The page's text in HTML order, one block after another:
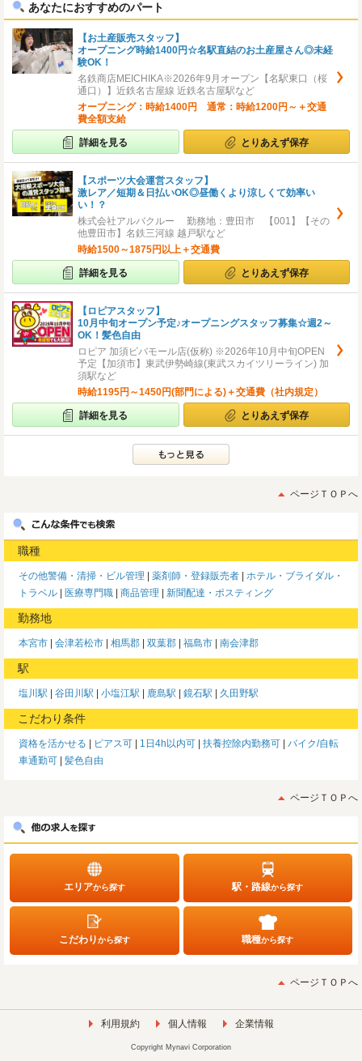
あなたにおすすめのパート
【お土産販売スタッフ】
オープニング時給1400円☆名駅直結のお土産屋さん◎未経
験OK！
名鉄商店MEICHIKA※2026年9月オープン【名駅東口（桜
通口）】近鉄名古屋線 近鉄名古屋駅など
オープニング：時給1400円 通常：時給1200円～＋交通
費全額支給
詳細を見る とりあえず保存
【スポーツ大会運営スタッフ】
激レア／短期＆日払いOK◎昼働くより涼しくて効率い
い！？
株式会社アルバクルー 勤務地：豊田市 【001】【その
他豊田市】名鉄三河線 越戸駅など
時給1500～1875円以上＋交通費
詳細を見る とりあえず保存
【ロピアスタッフ】
10月中旬オープン予定♪オープニングスタッフ募集☆週2～
OK！髪色自由
ロピア 加須ビバモール店(仮称) ※2026年10月中旬OPEN
予定【加須市】東武伊勢崎線(東武スカイツリーライン) 加
須駅など
時給1195円～1450円(部門による)＋交通費（社内規定）
詳細を見る とりあえず保存
ページＴＯＰへ
職種
その他警備・清掃・ビル管理 薬剤師・登録販売者
ホテル・ブライダル・
トラベル
医療専門職 商品管理 新聞配達・ポスティング
勤務地
本宮市 会津若松市 相馬郡 双葉郡 福島市 南会津郡
駅
塩川駅 谷田川駅 小塩江駅 鹿島駅 鏡石駅 久田野駅
こだわり条件
資格を活かせる ピアス可 1日4h以内可 扶養控除内勤務可
バイク/自転
車通勤可
髪色自由
ページＴＯＰへ
エリアから探す 駅・路線から探す
こだわりから探す 職種から探す
ページＴＯＰへ
利用規約 個人情報 企業情報
Copyright Mynavi Corporation